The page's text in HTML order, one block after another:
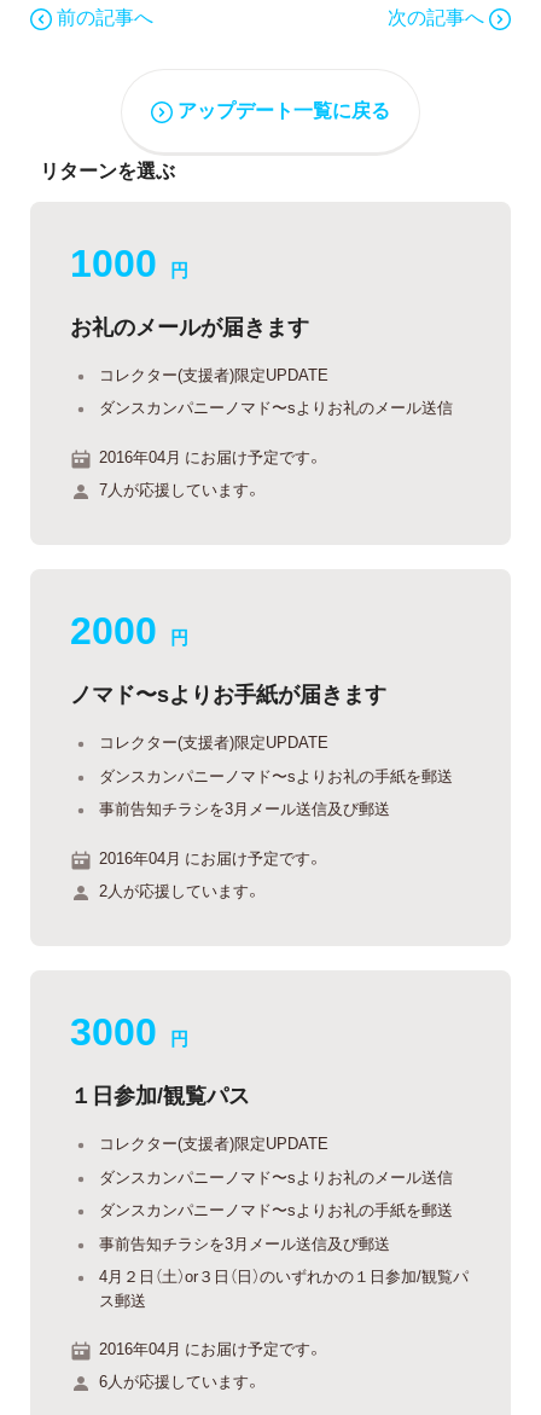
前の記事へ 次の記事へ
アップデート一覧に戻る
リターンを選ぶ
1000 円
お礼のメールが届きます
コレクター(支援者)限定UPDATE
ダンスカンパニーノマド〜sよりお礼のメール送信
2016年04月 にお届け予定です。
7人が応援しています。
2000 円
ノマド〜sよりお手紙が届きます
コレクター(支援者)限定UPDATE
ダンスカンパニーノマド〜sよりお礼の手紙を郵送
事前告知チラシを3月メール送信及び郵送
2016年04月 にお届け予定です。
2人が応援しています。
3000 円
１日参加/観覧パス
コレクター(支援者)限定UPDATE
ダンスカンパニーノマド〜sよりお礼のメール送信
ダンスカンパニーノマド〜sよりお礼の手紙を郵送
事前告知チラシを3月メール送信及び郵送
4月２日（土）or３日（日）のいずれかの１日参加/観覧パ
ス郵送
2016年04月 にお届け予定です。
6人が応援しています。